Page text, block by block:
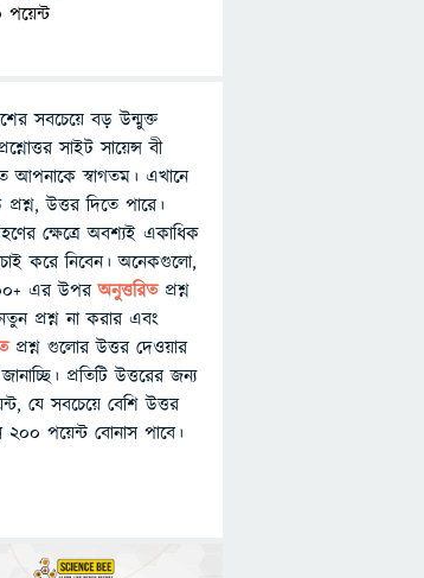
সবচেয়ে বড় উন্মুক্ত
সাইট সায়েন্স বী
আপনাকে স্বাগতম। এখানে
উত্তর দিতে পারে।
ক্ষেত্রে অবশ্যই একাধিক
করে নিবেন। অনেকগুলো,
এর উপরঅনুত্তরিতপ্রশ্ন
প্রশ্ন না করার এবং
প্রশ্ন গুলোর উত্তর দেওয়ার
প্রতিটি উত্তরের জন্য
যে সবচেয়ে বেশি উত্তর
২০০ পয়েন্ট বোনাস পাবে।